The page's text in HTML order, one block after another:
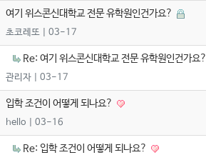
여기 위스콘신대학교 전문 유학원인건가요?
초코레또 | 03-17
Re: 여기 위스콘신대학교 전문 유학원인건가요?
관리자 | 03-17
입학 조건이 어떻게 되나요?
hello | 03-16
Re: 입학 조건이 어떻게 되나요?